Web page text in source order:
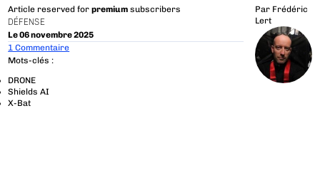
Article reserved forpremium subscribers
DÉFENSE
Le 06 novembre 2025
Par Frédéric
Lert
1 Commentaire
Mots-clés :
DRONE
Shields AI
X-Bat